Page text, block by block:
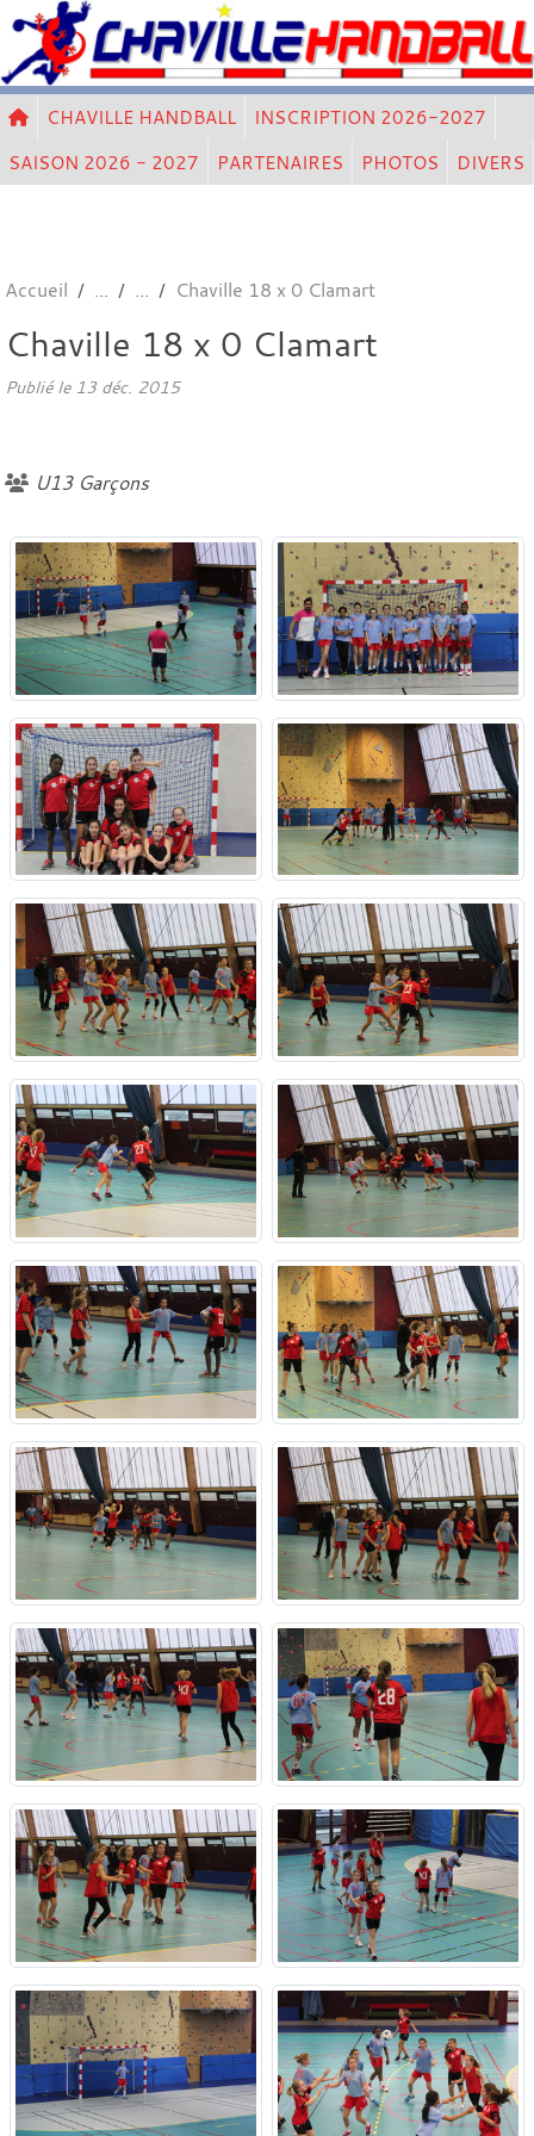
CHAVILLE HANDBALL
INSCRIPTION 2026-2027
SAISON 2026 - 2027
PARTENAIRES PHOTOS DIVERS
Accueil Chaville 18 x 0 Clamart
Chaville 18 x 0 Clamart
Publié le 13 déc. 2015
U13 Garçons
Panneau de gestion des cookies